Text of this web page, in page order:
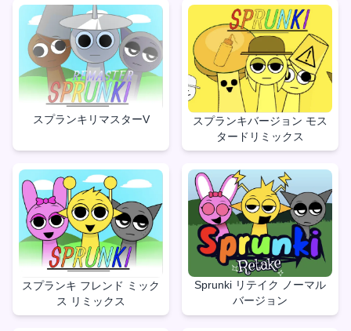
スプランキリマスターV
スプランキバージョン モス
タードリミックス
スプランキ フレンド ミック
ス リミックス
Sprunki リテイク ノーマル
バージョン